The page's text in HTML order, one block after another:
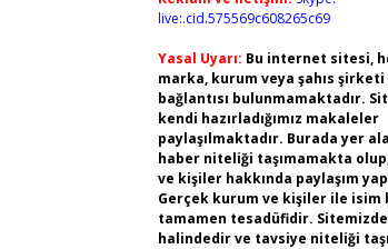
live:.cid.575569c608265c69
Yasal Uyarı: Bu internet sitesi,
marka, kurum veya şahıs
bağlantısı bulunmamaktadır.
kendi hazırladığımız makaleler
paylaşılmaktadır. Burada yer
haber niteliği taşımamakta
ve kişiler hakkında paylaşım
Gerçek kurum ve kişiler ile
tamamen tesadüfidir.
halindedir ve tavsiye niteliği